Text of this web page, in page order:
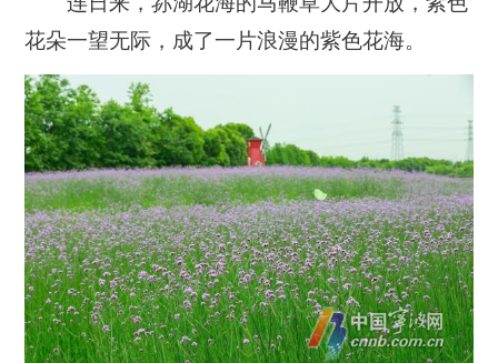
花朵一望无际，成了一片浪漫的紫色花海。